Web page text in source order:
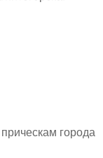
города